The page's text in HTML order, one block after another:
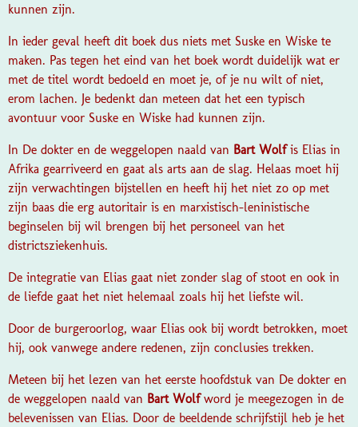
kunnen zijn.
In ieder geval heeft dit boek dus niets met Suske en Wiske te
maken. Pas tegen het eind van het boek wordt duidelijk wat er
met de titel wordt bedoeld en moet je, of je nu wilt of niet,
erom lachen. Je bedenkt dan meteen dat het een typisch
avontuur voor Suske en Wiske had kunnen zijn.
In De dokter en de weggelopen naald van Bart Wolf is Elias in
Afrika gearriveerd en gaat als arts aan de slag. Helaas moet hij
zijn verwachtingen bijstellen en heeft hij het niet zo op met
zijn baas die erg autoritair is en marxistisch-leninistische
beginselen bij wil brengen bij het personeel van het
districtsziekenhuis.
De integratie van Elias gaat niet zonder slag of stoot en ook in
de liefde gaat het niet helemaal zoals hij het liefste wil.
Door de burgeroorlog, waar Elias ook bij wordt betrokken, moet
hij, ook vanwege andere redenen, zijn conclusies trekken.
Meteen bij het lezen van het eerste hoofdstuk van De dokter en
de weggelopen naald van Bart Wolf word je meegezogen in de
belevenissen van Elias. Door de beeldende schrijfstijl heb je het